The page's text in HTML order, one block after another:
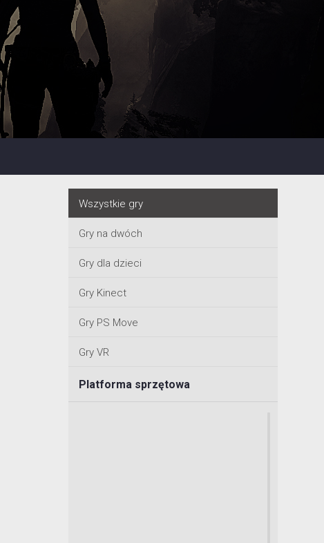
Wszystkie gry
Gry na dwóch
Gry dla dzieci
Gry Kinect
Gry PS Move
Gry VR
Platforma sprzętowa